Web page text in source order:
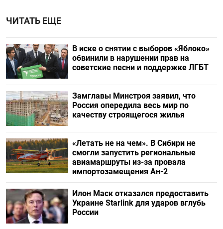
ЧИТАТЬ ЕЩЕ
В иске о снятии с выборов «Яблоко»
обвинили в нарушении прав на
советские песни и поддержке ЛГБТ
Замглавы Минстроя заявил, что
Россия опередила весь мир по
качеству строящегося жилья
«Летать не на чем». В Сибири не
смогли запустить региональные
авиамаршруты из-за провала
импортозамещения Ан-2
Илон Маск отказался предоставить
Украине Starlink для ударов вглубь
России